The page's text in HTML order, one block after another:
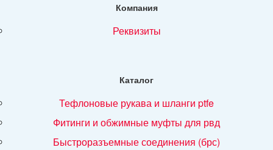
Компания
реквизиты
Каталог
тефлоновые рукава и шланги ptfe
фитинги и обжимные муфты для рвд
быстроразъемные соединения (брс)